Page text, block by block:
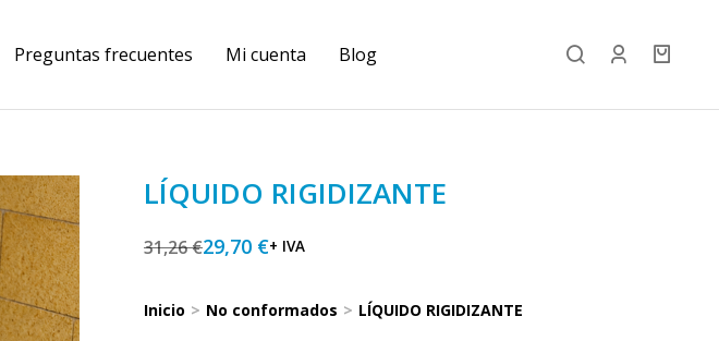
Preguntas frecuentes Mi cuenta Blog
LÍQUIDO RIGIDIZANTE
31,26€29,70 €+ IVA
Estás aquí:
Inicio No conformados LÍQUIDO RIGIDIZANTE